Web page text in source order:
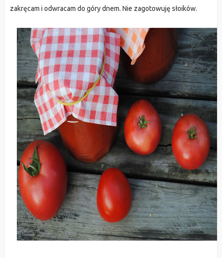
zakręcam i odwracam do góry dnem. Nie zagotowuję słoików.